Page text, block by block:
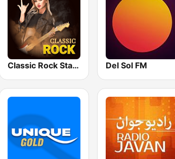
Classic Rock Station Del Sol FM